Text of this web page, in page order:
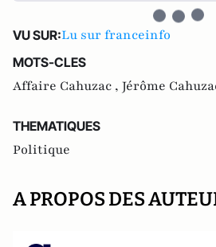
VU SUR:Lu sur franceinfo
MOTS-CLES
Affaire Cahuzac , Jérôme
THEMATIQUES
Politique
A PROPOS DES